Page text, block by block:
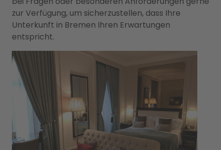
zur Verfügung, um sicherzustellen, dass Ihre
Unterkunft in Bremen Ihren Erwartungen
entspricht.